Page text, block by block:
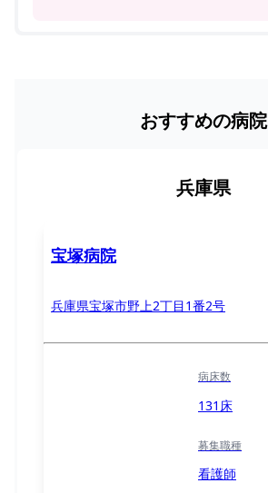
おすすめの病院
兵庫県
宝塚病院
兵庫県宝塚市野上2丁目1番2号
病床数
131床
募集職種
看護師